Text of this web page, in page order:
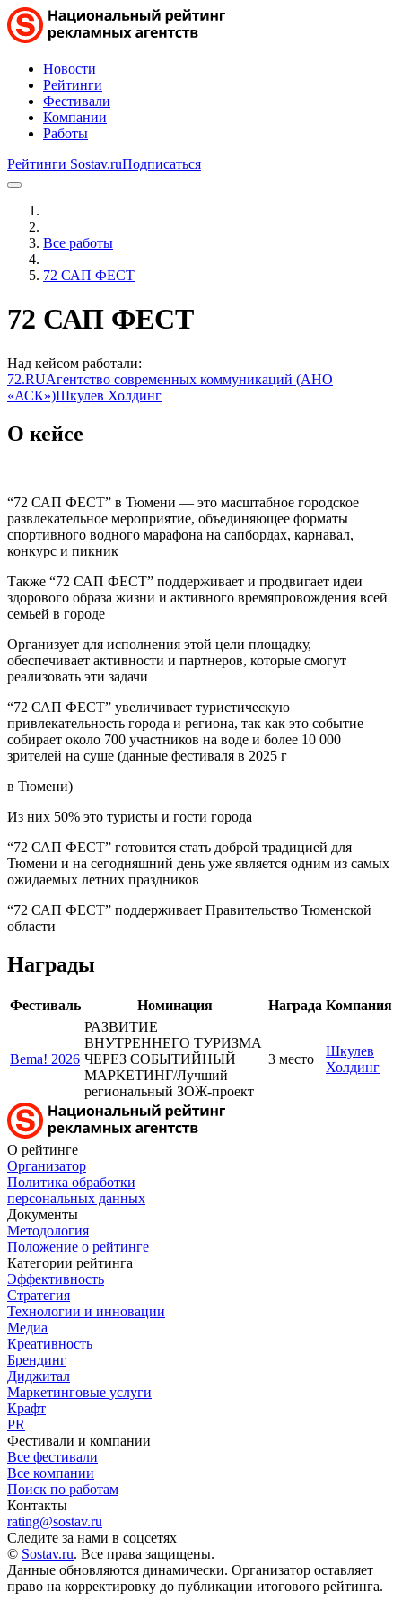
Новости
Рейтинги
Фестивали
Компании
Работы
Рейтинги Sostav.ruПодписаться
Все работы
72 САП ФЕСТ
72 САП ФЕСТ
Над кейсом работали:
72.RUАгентство современных коммуникаций (АНО
«АСК»)Шкулев Холдинг
О кейсе
“72 САП ФЕСТ” в Тюмени — это масштабное городское
развлекательное мероприятие, объединяющее форматы
спортивного водного марафона на сапбордах, карнавал,
конкурс и пикник
Также “72 САП ФЕСТ” поддерживает и продвигает идеи
здорового образа жизни и активного времяпровождения всей
семьей в городе
Организует для исполнения этой цели площадку,
обеспечивает активности и партнеров, которые смогут
реализовать эти задачи
“72 САП ФЕСТ” увеличивает туристическую
привлекательность города и региона, так как это событие
собирает около 700 участников на воде и более 10 000
зрителей на суше (данные фестиваля в 2025 г
в Тюмени)
Из них 50% это туристы и гости города
“72 САП ФЕСТ” готовится стать доброй традицией для
Тюмени и на сегодняшний день уже является одним из самых
ожидаемых летних праздников
“72 САП ФЕСТ” поддерживает Правительство Тюменской
области
Награды
Фестиваль Номинация Награда Компания
Bema! 2026
РАЗВИТИЕ
ВНУТРЕННЕГО ТУРИЗМА
ЧЕРЕЗ СОБЫТИЙНЫЙ
МАРКЕТИНГ/Лучший
региональный ЗОЖ-проект
3 место
Шкулев
Холдинг
О рейтинге
Организатор
Политика обработки
персональных данных
Документы
Методология
Положение о рейтинге
Категории рейтинга
Эффективность
Стратегия
Технологии и инновации
Медиа
Креативность
Брендинг
Диджитал
Маркетинговые услуги
Крафт
PR
Фестивали и компании
Все фестивали
Все компании
Поиск по работам
Контакты
rating@sostav.ru
Следите за нами в соцсетях
© Sostav.ru. Все права защищены.
Данные обновляются динамически. Организатор оставляет
право на корректировку до публикации итогового рейтинга.